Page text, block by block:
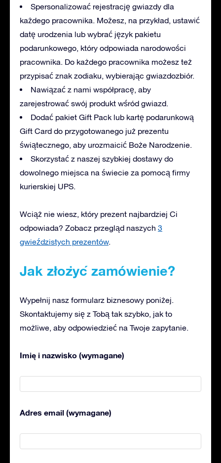
Spersonalizować rejestrację gwiazdy dla
każdego pracownika. Możesz, na przykład, ustawić
datę urodzenia lub wybrać język pakietu
podarunkowego, który odpowiada narodowości
pracownika. Do każdego pracownika możesz też
przypisać znak zodiaku, wybierając gwiazdozbiór.
Nawiązać z nami współpracę, aby
zarejestrować swój produkt wśród gwiazd.
Dodać pakiet Gift Pack lub kartę podarunkową
Gift Card do przygotowanego już prezentu
świątecznego, aby urozmaicić Boże Narodzenie.
Skorzystać z naszej szybkiej dostawy do
dowolnego miejsca na świecie za pomocą firmy
kurierskiej UPS.
Wciąż nie wiesz, który prezent najbardziej Ci
odpowiada? Zobacz przegląd naszych 3
gwieździstych prezentów.
Jak złożyć zamówienie?
Wypełnij nasz formularz biznesowy poniżej.
Skontaktujemy się z Tobą tak szybko, jak to
możliwe, aby odpowiedzieć na Twoje zapytanie.
Imię i nazwisko (wymagane)
Adres email (wymagane)